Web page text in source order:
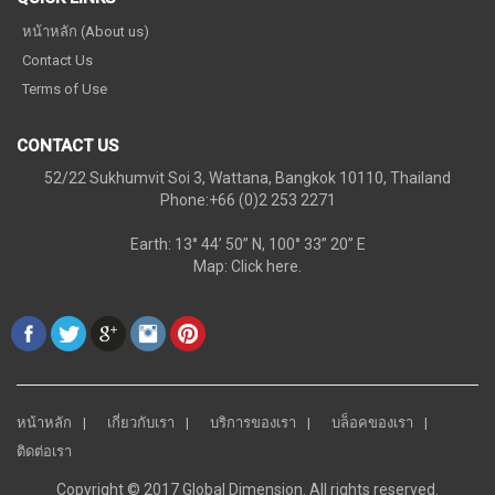
หน้าหลัก (About us)
Contact Us
Terms of Use
CONTACT US
52/22 Sukhumvit Soi 3, Wattana, Bangkok 10110, Thailand
Phone:+66 (0)2 253 2271
Earth: 13° 44’ 50” N, 100° 33” 20” E
Map: Click here.
หน้าหลัก เกี่ยวกับเรา บริการของเรา
บล็อคของเรา
ติดต่อเรา
Copyright © 2017 Global Dimension. All rights reserved.